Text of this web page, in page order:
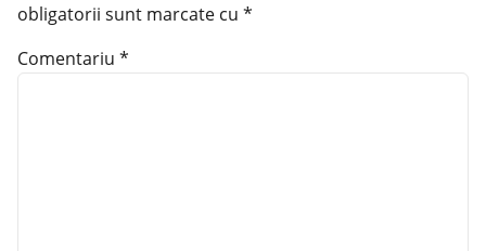
obligatorii sunt marcate cu *
Comentariu *